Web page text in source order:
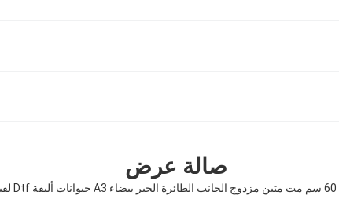
صالة عرض